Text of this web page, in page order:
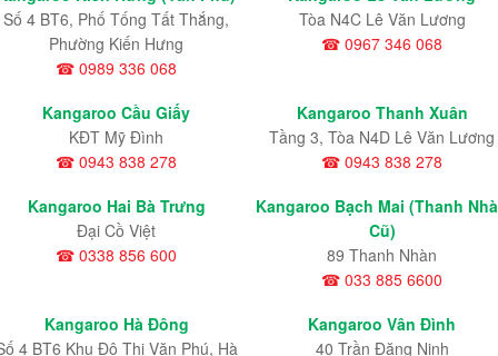
Số 4 BT6, Phố Tống Tất Thắng,
Phường Kiến Hưng
☎ 0989 336 068
Tòa N4C Lê Văn Lương
☎ 0967 346 068
Kangaroo Cầu Giấy
KĐT Mỹ Đình
☎ 0943 838 278
Kangaroo Thanh Xuân
Tầng 3, Tòa N4D Lê Văn Lương
☎ 0943 838 278
Kangaroo Hai Bà Trưng
Đại Cồ Việt
☎ 0338 856 600
Kangaroo Bạch Mai (Thanh
Cũ)
89 Thanh Nhàn
☎ 033 885 6600
Kangaroo Hà Đông
4 BT6 Khu Đô Thị Văn Phú, Hà
Kangaroo Vân Đình
40 Trần Đăng Ninh